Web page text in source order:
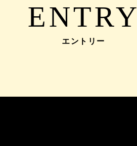
ENTRY
エントリー